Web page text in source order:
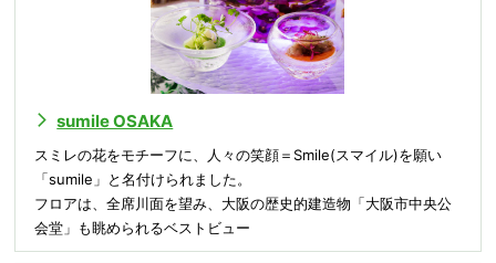
sumile OSAKA
スミレの花をモチーフに、人々の笑顔＝Smile(スマイル)を願い
「sumile」と名付けられました。
フロアは、全席川面を望み、大阪の歴史的建造物「大阪市中央公
会堂」も眺められるベストビュー